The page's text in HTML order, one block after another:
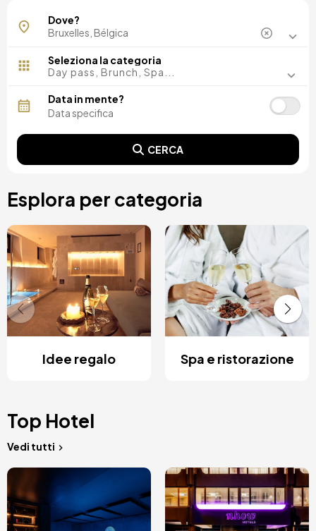
BruxellesDove?
Seleziona la categoria
Day pass, Brunch, Spa...
Data in mente?
CERCA
Esplora per categoria
Idee regalo Spa e ristorazione
Top Hotel
Vedi tutti
Immagine Immagine